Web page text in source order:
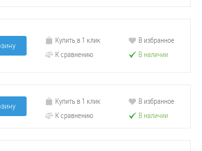
Купить в 1 клик
К сравнению
В избранное
В наличии
Купить в 1 клик
К сравнению
В избранное
В наличии